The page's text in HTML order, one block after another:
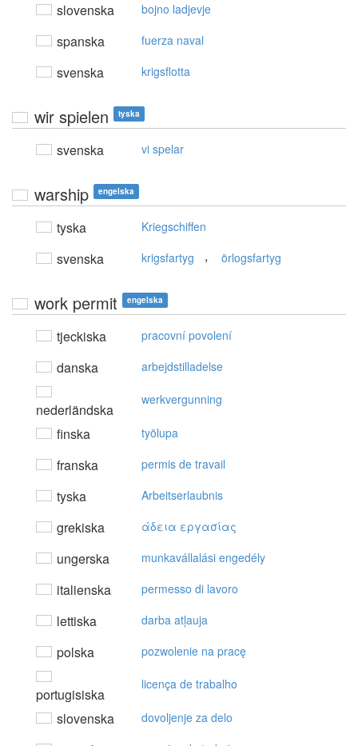
slovenska bojno ladjevje
spanska fuerza naval
svenska krigsflotta
wir spielen tyska
svenska vi spelar
warship engelska
tyska Kriegschiffen
svenska krigsfartyg , örlogsfartyg
work permit engelska
tjeckiska pracovní povolení
danska arbejdstilladelse
nederländska
werkvergunning
finska työlupa
franska permis de travail
tyska Arbeitserlaubnis
grekiska άδεια εργασίας
ungerska munkavállalási engedély
italienska permesso di lavoro
lettiska darba atļauja
polska pozwolenie na pracę
portugisiska
licença de trabalho
slovenska dovoljenje za delo